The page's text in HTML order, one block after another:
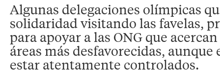
Algunas delegaciones olímpicas
solidaridad visitando las favelas,
para apoyar a las ONG que
áreas más desfavorecidas, aunque
estar atentamente controlados.